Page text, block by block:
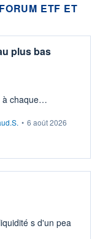
ETF ET
plus bas
chaque
retraite.
• 6 août 2026
s d'un pea